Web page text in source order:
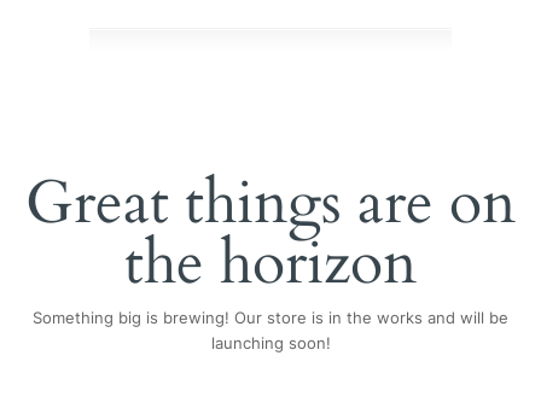
Great things are on
the horizon
Something big is brewing! Our store is in the works and will be
launching soon!